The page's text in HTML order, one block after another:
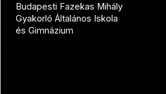
Budapesti Fazekas Mihály
Gyakorló Általános Iskola
és Gimnázium